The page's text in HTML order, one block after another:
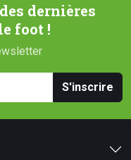
dernières
foot !
S'inscrire